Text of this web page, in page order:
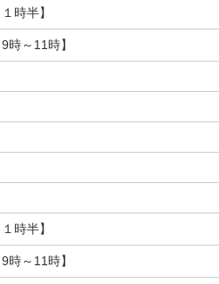
時半】
～11時】
時半】
～11時】